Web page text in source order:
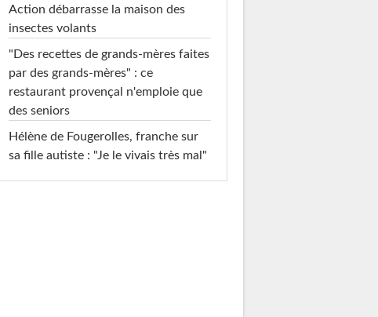
Action débarrasse la maison des
insectes volants
"Des recettes de grands-mères faites
par des grands-mères" : ce
restaurant provençal n'emploie que
des seniors
Hélène de Fougerolles, franche sur
sa fille autiste : "Je le vivais très mal"